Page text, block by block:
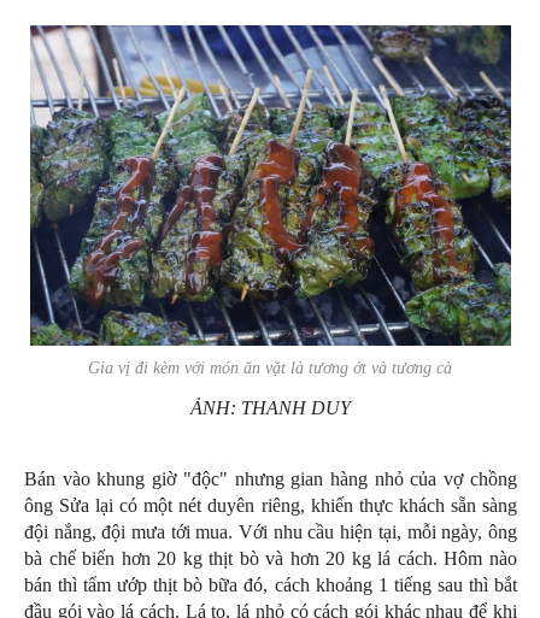
Gia vị đi kèm với món ăn vặt là tương ớt và tương cà
ẢNH: THANH DUY
Bán vào khung giờ "độc" nhưng gian hàng nhỏ của vợ chồng
ông Sửa lại có một nét duyên riêng, khiến thực khách sẵn sàng
đội nắng, đội mưa tới mua. Với nhu cầu hiện tại, mỗi ngày, ông
bà chế biến hơn 20 kg thịt bò và hơn 20 kg lá cách. Hôm nào
bán thì tẩm ướp thịt bò bữa đó, cách khoảng 1 tiếng sau thì bắt
đầu gói vào lá cách. Lá to, lá nhỏ có cách gói khác nhau để khi